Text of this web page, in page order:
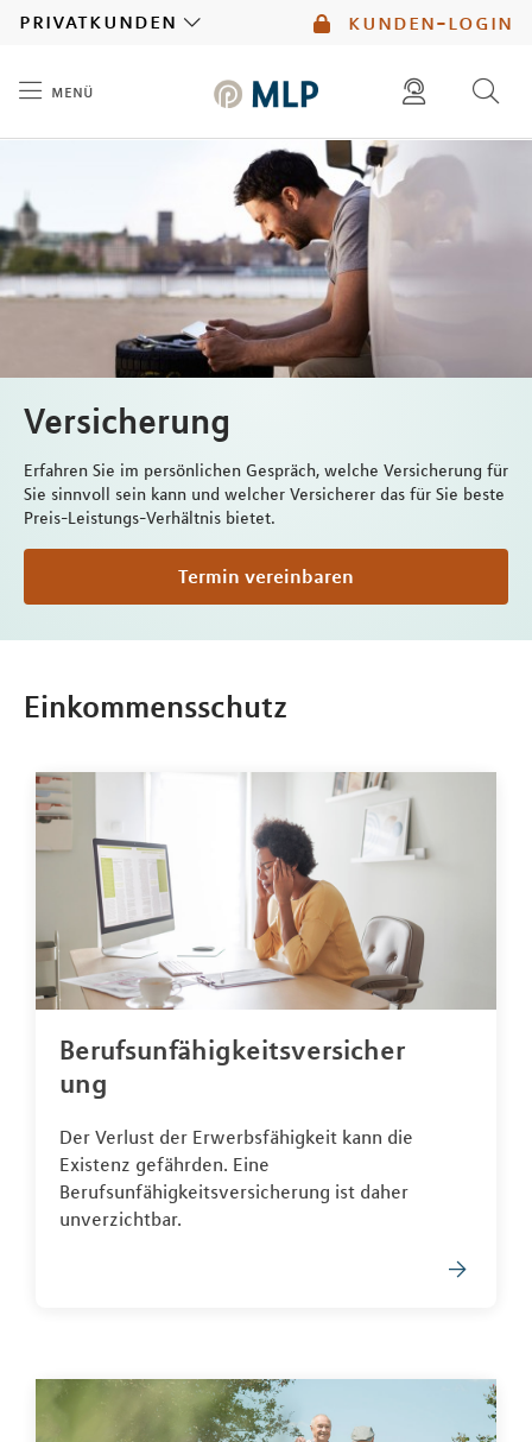
kunden-login
privatkunden
menü
diese website durchsuchen
mlp berater finden
Versicherung
Erfahren Sie im persönlichen Gespräch, welche Versicherung für
Sie sinnvoll sein kann und welcher Versicherer das für Sie beste
Preis-Leistungs-Verhältnis bietet.
Termin vereinbaren
Einkommensschutz
Berufsunfähigkeitsversicher
ung
Der Verlust der Erwerbsfähigkeit kann die
Existenz gefährden. Eine
Berufsunfähigkeitsversicherung ist daher
unverzichtbar.